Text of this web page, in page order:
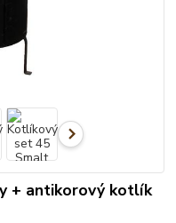
+ antikorový kotlík